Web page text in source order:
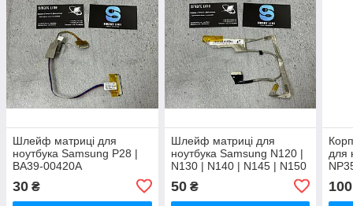
Шлейф матриці для
ноутбука Samsung P28 |
BA39-00420A
30 ₴
Шлейф матриці для
ноутбука Samsung N120 |
N130 | N140 | N145 | N150
00952A | BA39-0096
50₴
для
100